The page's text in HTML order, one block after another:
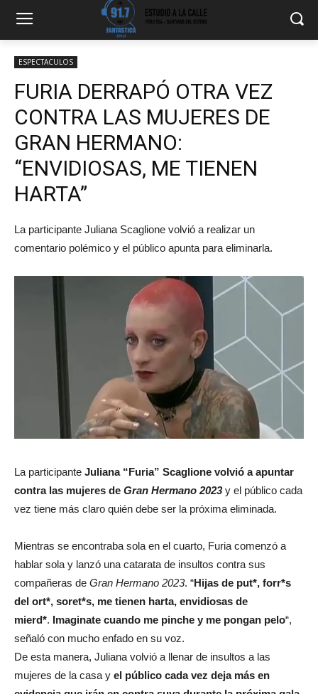
ESPECTACULOS
FURIA DERRAPÓ OTRA VEZ
CONTRA LAS MUJERES DE
GRAN HERMANO:
“ENVIDIOSAS, ME TIENEN
HARTA”
La participante Juliana Scaglione volvió a realizar un
comentario polémico y el público apunta para eliminarla.
La participante Juliana “Furia” Scaglione volvió a apuntar
contra las mujeres de Gran Hermano 2023y el público cada
vez tiene más claro quién debe ser la próxima eliminada.
Mientras se encontraba sola en el cuarto, Furia comenzó a
hablar sola y lanzó una catarata de insultos contra sus
compañeras de Gran Hermano 2023. “Hijas de put*, forr*s
del ort*, soret*s, me tienen harta, envidiosas de
mierd*. Imaginate cuando me pinche y me pongan pelo“,
señaló con mucho enfado en su voz.
De esta manera, Juliana volvió a llenar de insultos a las
mujeres de la casa y el público cada vez deja más en